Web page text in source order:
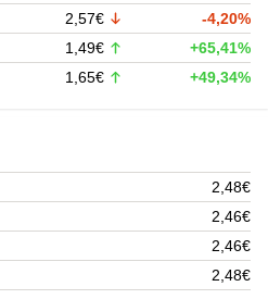
2,57€
-4,20%
1,49€
+65,41%
1,65€ +49,34%
2,48€
2,46€
2,46€
2,48€